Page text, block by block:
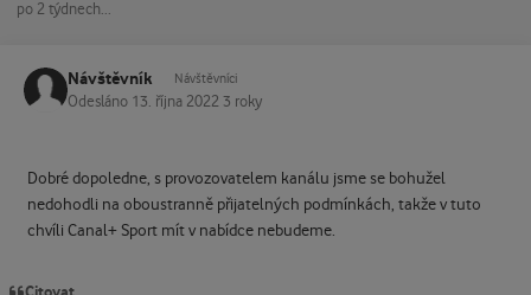
po 2 týdnech...
Návštěvník Návštěvníci
Odesláno 13. října 2022 3 roky
Dobré dopoledne, s provozovatelem kanálu jsme se bohužel
nedohodli na oboustranně přijatelných podmínkách, takže v tuto
chvíli Canal+ Sport mít v nabídce nebudeme.